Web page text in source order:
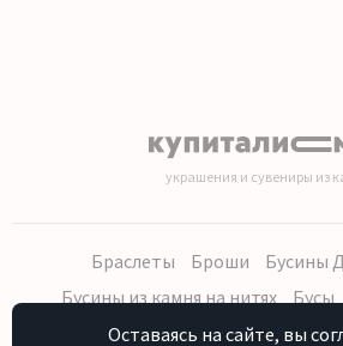
украшения и сувениры из
Браслеты Броши
Бусины
Бусины из камня на нитях
Бусы
Кольца, серьги
Кулоны Наборы
Оставаясь на сайте, вы